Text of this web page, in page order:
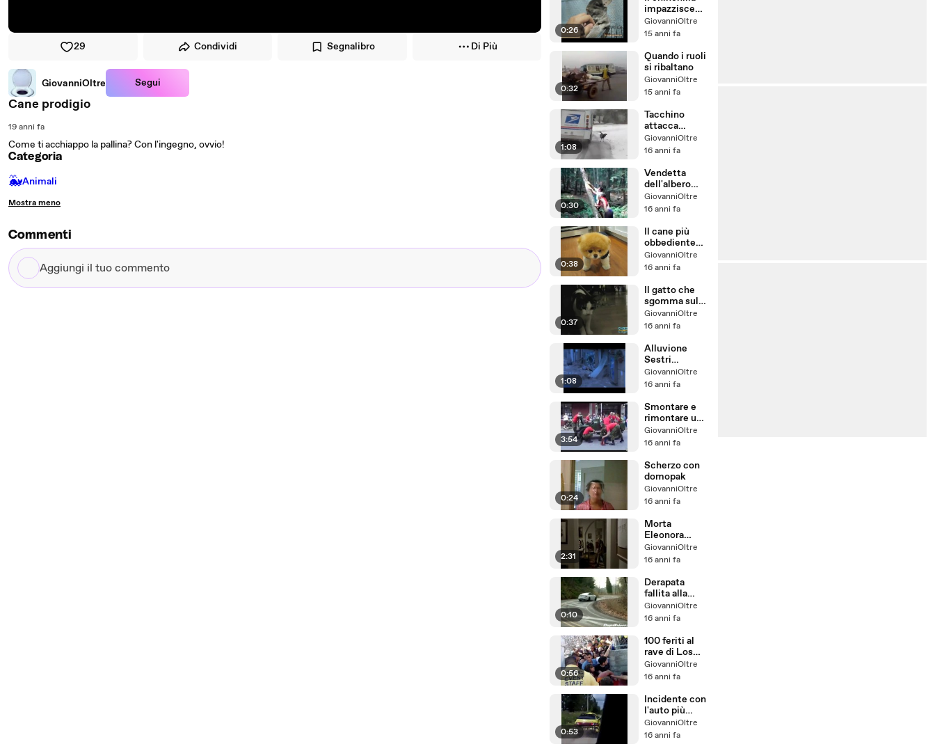
29 Condividi Segnalibro Di Più
GiovanniOltre Segui
Cane prodigio
19 anni fa
Come ti acchiappo la pallina? Con l'ingegno, ovvio!
Categoria
🐳Animali
Mostra meno
Commenti
Aggiungi
il
0:26
impazzisce
per i grattini
GiovanniOltre
15 anni fa
0:32
Quando i ruoli
si ribaltano
GiovanniOltre
15 anni fa
1:08
Tacchino
attacca
furgone
postale
GiovanniOltre
16 anni fa
0:30
Vendetta
dell'albero
abbattuto
GiovanniOltre
16 anni fa
0:38
Il cane più
obbediente
del mondo
GiovanniOltre
16 anni fa
0:37
Il gatto che
sgomma sul
pavimento
GiovanniOltre
16 anni fa
1:08
Alluvione
Sestri
Ponente
GiovanniOltre
16 anni fa
3:54
Smontare e
rimontare una
jeep in 4
minuti
GiovanniOltre
16 anni fa
0:24
Scherzo con
domopak
GiovanniOltre
16 anni fa
2:31
Morta
Eleonora
Moro, moglie
di Aldo
GiovanniOltre
16 anni fa
0:10
Derapata
fallita alla
grande
GiovanniOltre
16 anni fa
0:56
100 feriti al
rave di Los
Angeles
GiovanniOltre
16 anni fa
0:53
Incidente con
l'auto più
scassata del
globo
GiovanniOltre
16 anni fa